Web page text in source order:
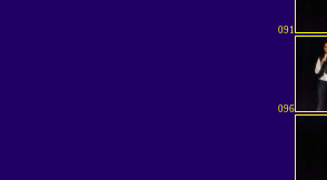
091
096